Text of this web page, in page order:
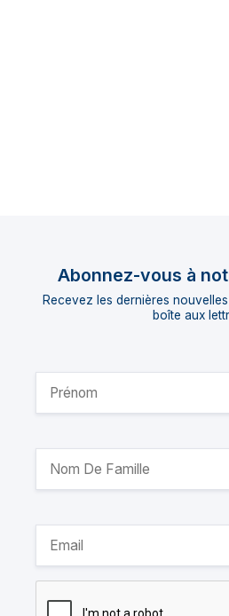
Abonnez-vous à
Recevez les dernières
boîte aux